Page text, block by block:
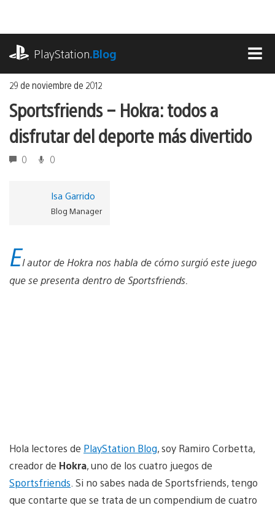
contenido
PlayStation.Blog
29 de noviembre de 2012
Sportsfriends – Hokra: todos a
disfrutar del deporte más divertido
0 0
Isa Garrido
Blog Manager
El autor de Hokra nos habla de cómo surgió este juego
que se presenta dentro de Sportsfriends.
Hola lectores de PlayStation Blog, soy Ramiro Corbetta,
creador de Hokra, uno de los cuatro juegos de
Sportsfriends . Si no sabes nada de Sportsfriends, tengo
que contarte que se trata de un compendium de cuatro